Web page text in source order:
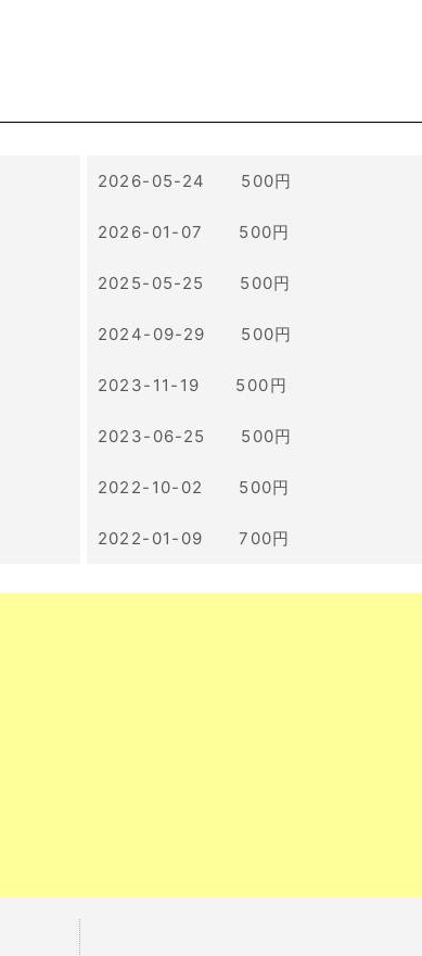
2026-05-24 500円
2026-01-07 500円
2025-05-25 500円
2024-09-29 500円
2023-11-19 500円
2023-06-25 500円
2022-10-02 500円
2022-01-09 700円